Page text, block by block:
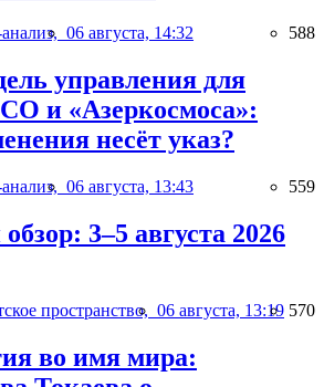
06 августа, 14:32 588
управления для
и «Азеркосмоса»:
несёт указ?
06 августа, 13:43 559
3–5 августа 2026
пространство, 06 августа, 13:19 570
во имя мира: